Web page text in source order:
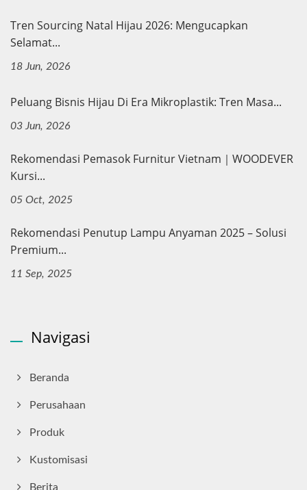
Tren Sourcing Natal Hijau 2026: Mengucapkan
Selamat...
18 Jun, 2026
Peluang Bisnis Hijau Di Era Mikroplastik: Tren Masa...
03 Jun, 2026
Rekomendasi Pemasok Furnitur Vietnam｜WOODEVER
Kursi...
05 Oct, 2025
Rekomendasi Penutup Lampu Anyaman 2025 – Solusi
Premium...
11 Sep, 2025
Navigasi
Beranda
Perusahaan
Produk
Kustomisasi
Berita